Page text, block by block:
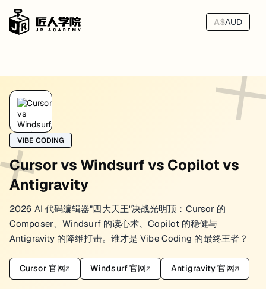
A$AUD
VIBE CODING
Cursor vs Windsurf vs Copilot vs
Antigravity
2026 AI 代码编辑器"四大天王"决战光明顶：Cursor 的
Composer、Windsurf 的读心术、Copilot 的稳健与
Antigravity 的降维打击。谁才是 Vibe Coding 的最终王者？
Cursor 官网↗ Windsurf 官网↗ Antigravity 官网↗